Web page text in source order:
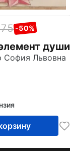
-50%
души
София Львовна